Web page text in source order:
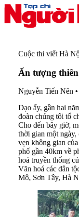
Cuộc thi viết Hà
Ấn tượng
Nguyễn Tiến Nên •
Dạo ấy, gần hai
đoàn chúng tôi tổ
Cho đến bây giờ,
thời gian một ngày,
vẹn không gian
phố gần 40km về
hoá truyền thống
Văn hoá các dân
Mô, Sơn Tây, Hà